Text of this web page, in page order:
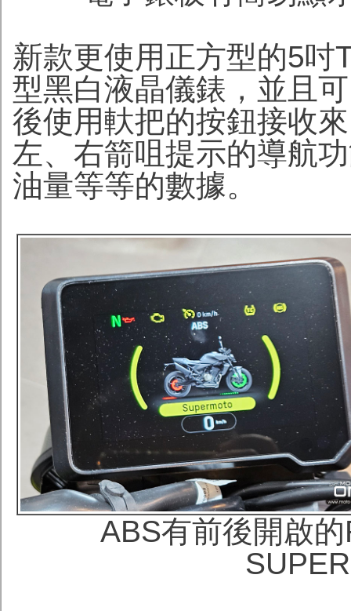
新款更使用正方型的5吋
型黑白液晶儀錶，並且
後使用軑把的按鈕接收
左、右箭咀提示的導航
油量等等的數據。
ABS有前後開啟